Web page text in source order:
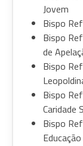
Jovem
Bispo
Bispo
de
Bispo
Bispo
Caridade
Bispo
Educação